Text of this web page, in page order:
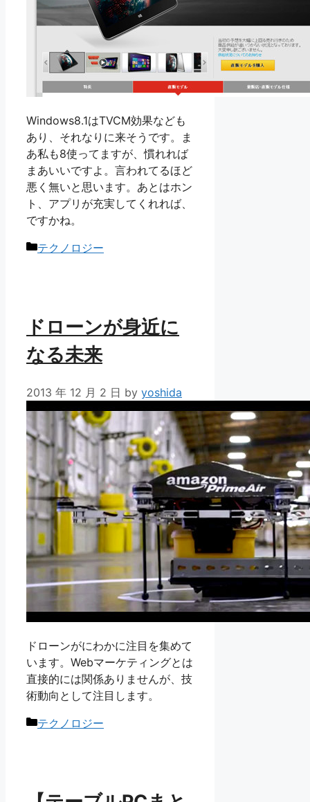
Windows8.1はTVCM効果なども
あり、それなりに来そうです。ま
あ私も8使ってますが、慣れれば
まあいいですよ。言われてるほど
悪く無いと思います。あとはホン
ト、アプリが充実してくれれば、
ですかね。
カ
テクノロジー
ドローンが身近に
なる未来
2013 年 12 月 2 日 by yoshida
ドローンがにわかに注目を集めて
います。Webマーケティングとは
直接的には関係ありませんが、技
術動向として注目します。
カ
ー
テクノロジー